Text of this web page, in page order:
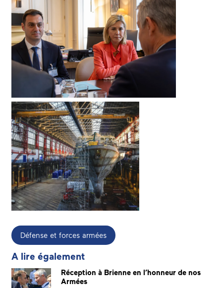
Défense et forces armées
A lire également
Réception à Brienne en l’honneur de nos
Armées